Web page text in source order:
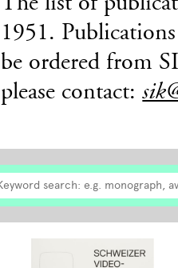
1951.
be ordered from
please contact: